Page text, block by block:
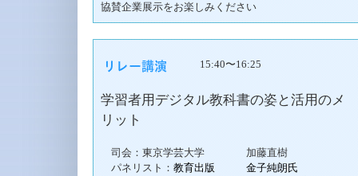
協賛企業展示をお楽しみください
15:40〜16:25
学習者用デジタル教科書の姿と活用のメ
リット
司会：東京学芸大学 加藤直樹
パネリスト：教育出版 金子純朗氏